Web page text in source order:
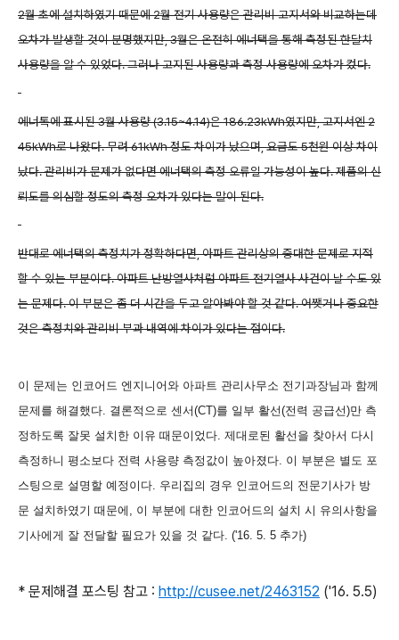
2월 초에 설치하였기 때문에 2월 전기 사용량은 관리비 고지서와 비교하는데
오차가 발생할 것이 분명했지만, 3월은 온전히 에너택을 통해 측정된 한달치
사용량을 알 수 있었다. 그러나 고지된 사용량과 측정 사용량에 오차가 컸다.
에너톡에 표시된 3월 사용량 (3.15~4.14)은 186.23kWh였지만, 고지서엔 2
45kWh로 나왔다. 무려 61kWh 정도 차이가 났으며, 요금도 5천원 이상 차이
났다. 관리비가 문제가 없다면 에너택의 측정 오류일 가능성이 높다. 제품의 신
뢰도를 의심할 정도의 측정 오차가 있다는 말이 된다.
반대로 에너택의 측정치가 정확하다면, 아파트 관리상의 중대한 문제로 지적
할 수 있는 부분이다. 아파트 난방열사처럼 아파트 전기열사 사건이 날 수도 있
는 문제다. 이 부분은 좀 더 시간을 두고 알아봐야 할 것 같다. 어쨋거나 중요한
것은 측정치와 관리비 부과 내역에 차이가 있다는 점이다.
이 문제는 인코어드 엔지니어와 아파트 관리사무소 전기과장님과 함께
문제를 해결했다. 결론적으로 센서(CT)를 일부 활선(전력 공급선)만 측
정하도록 잘못 설치한 이유 때문이었다. 제대로된 활선을 찾아서 다시
측정하니 평소보다 전력 사용량 측정값이 높아졌다. 이 부분은 별도 포
스팅으로 설명할 예정이다. 우리집의 경우 인코어드의 전문기사가 방
문 설치하였기 때문에, 이 부분에 대한 인코어드의 설치 시 유의사항을
기사에게 잘 전달할 필요가 있을 것 같다. ('16. 5. 5 추가)
* 문제해결 포스팅 참고 : http://cusee.net/2463152 ('16. 5.5)